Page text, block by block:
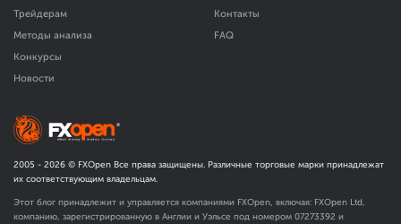
Трейдерам
Методы анализа
Конкурсы
Новости
Контакты
FAQ
2005 - 2026 © FXOpen Все права защищены. Различные торговые марки принадлежат
их соответствующим владельцам.
Этот блог принадлежит и управляется компаниями FXOpen, включая: FXOpen Ltd,
компанию, зарегистрированную в Англии и Уэльсе под номером 07273392 и